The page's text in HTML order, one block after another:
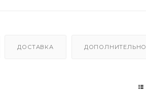
ДОСТАВКА ДОПОЛНИТЕЛЬНО